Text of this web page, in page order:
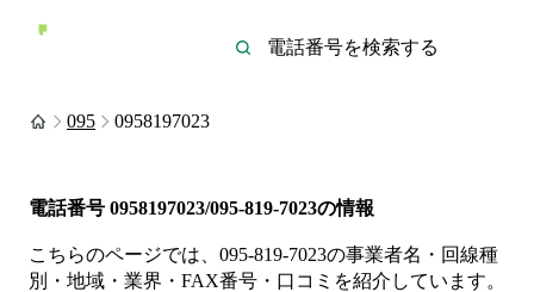
095 0958197023
電話番号 0958197023/095-819-7023の情報
こちらのページでは、 095-819-7023の事業者名・回線種
別・地域・業界・FAX番号・口コミを紹介しています。